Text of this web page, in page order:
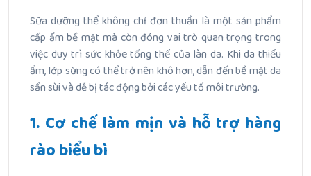
Sữa dưỡng thể không chỉ đơn thuần là một sản phẩm
cấp ẩm bề mặt mà còn đóng vai trò quan trọng trong
việc duy trì sức khỏe tổng thể của làn da. Khi da thiếu
ẩm, lớp sừng có thể trở nên khô hơn, dẫn đến bề mặt da
sần sùi và dễ bị tác động bởi các yếu tố môi trường.
1. Cơ chế làm mịn và hỗ trợ hàng
rào biểu bì